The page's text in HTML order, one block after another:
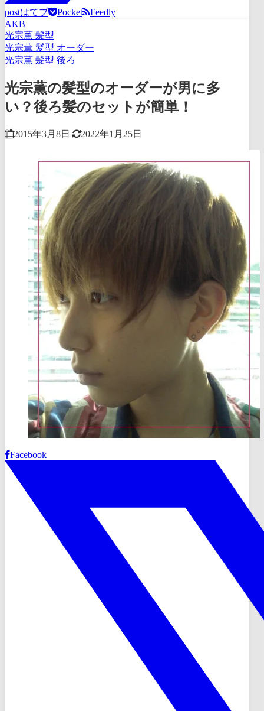
postはてブ Pocket
Feedly
AKB
光宗薫 髪型
光宗薫 髪型 オーダー
光宗薫 髪型 後ろ
光宗薫の髪型のオーダーが男に多
い？後ろ髪のセットが簡単！
2015年3月8日 2022年1月25日
Facebook